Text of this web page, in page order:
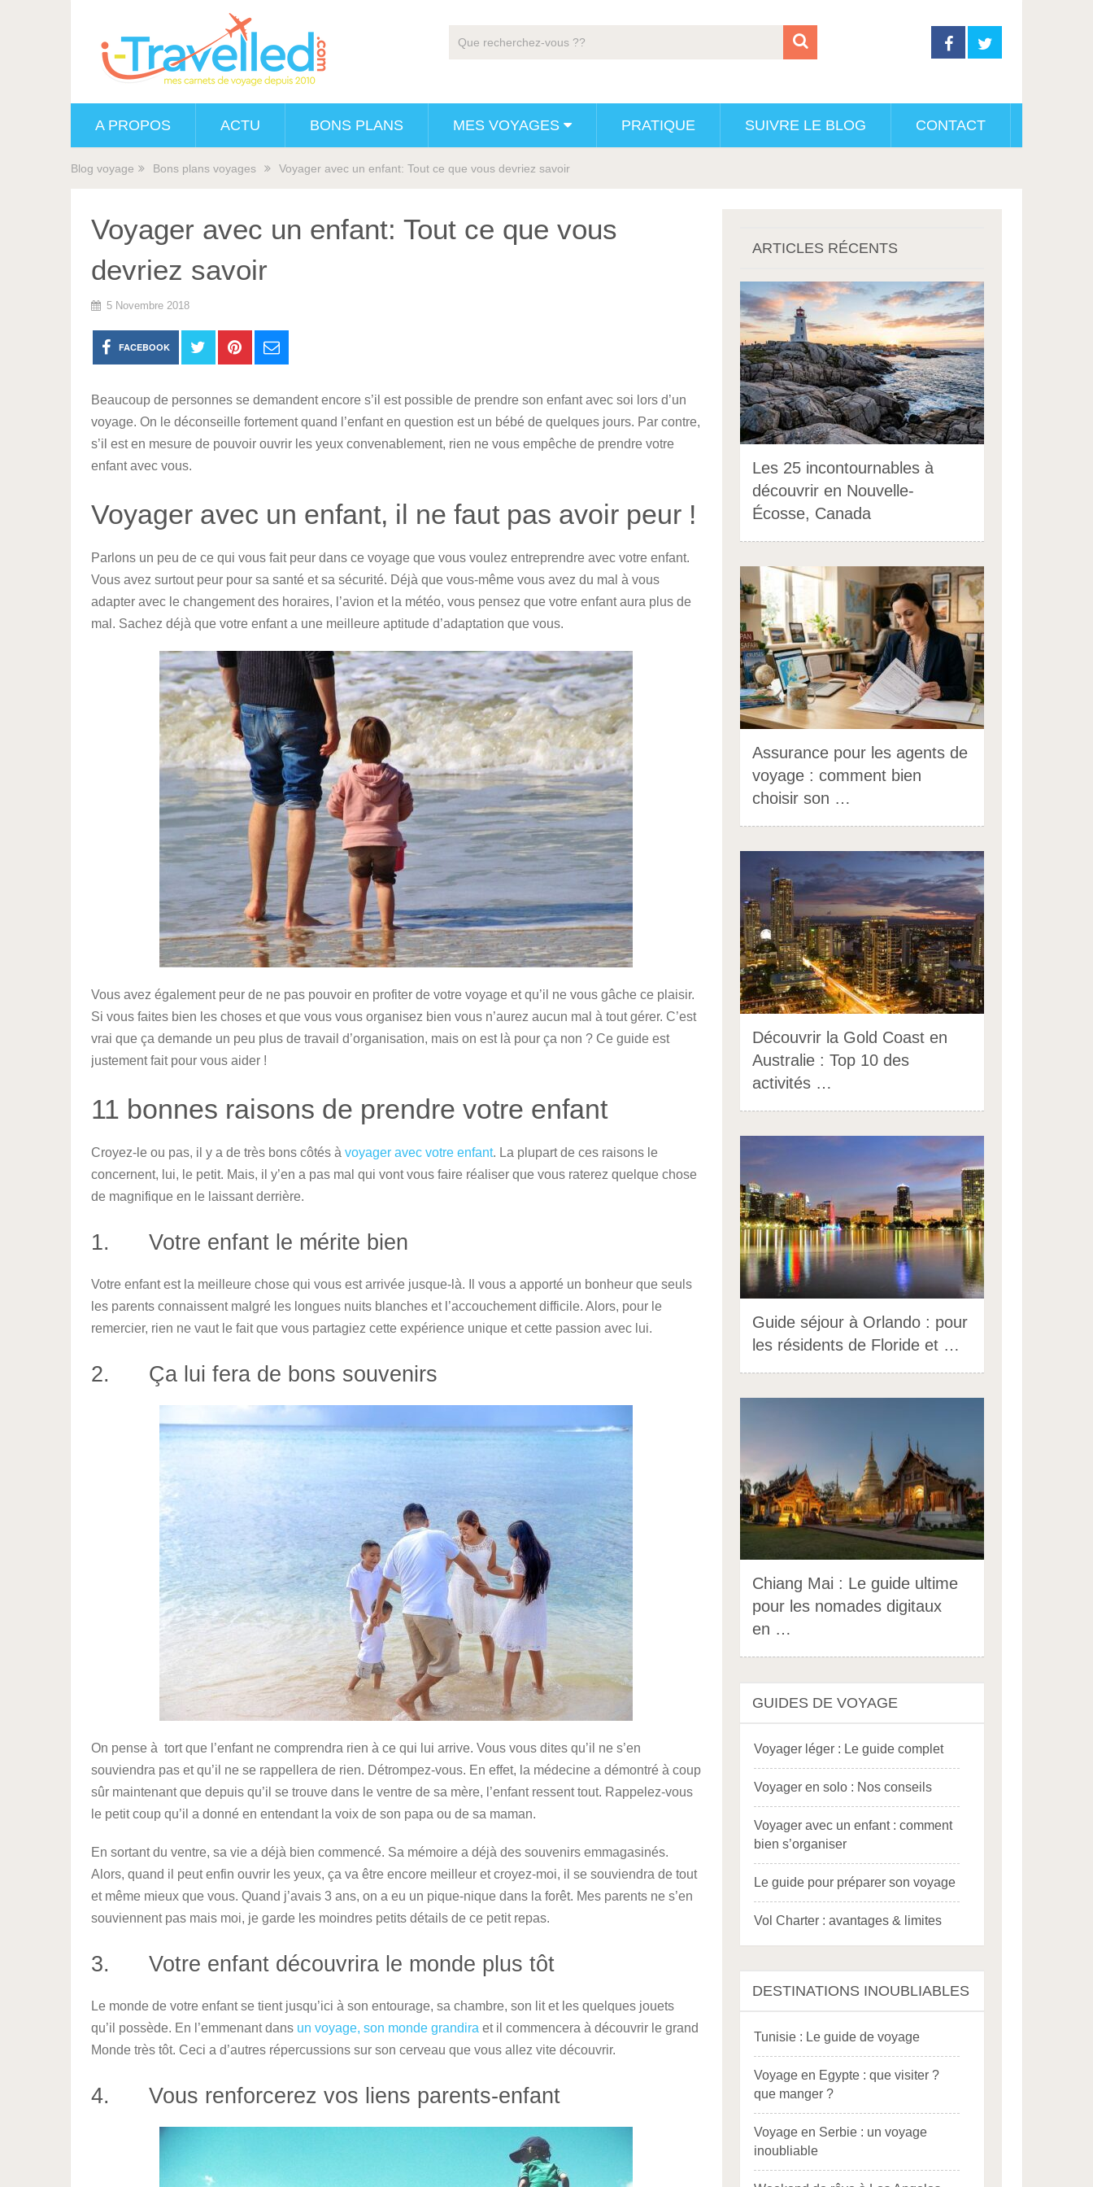
A PROPOS ACTU BONS PLANS MES VOYAGES PRATIQUE SUIVRE LE BLOG CONTACT
Blog voyage Bons plans voyages Voyager avec un enfant: Tout ce que vous devriez savoir
Voyager avec un enfant: Tout ce que vous
devriez savoir
5 Novembre 2018
FACEBOOK
Beaucoup de personnes se demandent encore s’il est possible de prendre son enfant avec soi lors d’un
voyage. On le déconseille fortement quand l’enfant en question est un bébé de quelques jours. Par contre,
s’il est en mesure de pouvoir ouvrir les yeux convenablement, rien ne vous empêche de prendre votre
enfant avec vous.
Voyager avec un enfant, il ne faut pas avoir peur !
Parlons un peu de ce qui vous fait peur dans ce voyage que vous voulez entreprendre avec votre enfant.
Vous avez surtout peur pour sa santé et sa sécurité. Déjà que vous-même vous avez du mal à vous
adapter avec le changement des horaires, l’avion et la météo, vous pensez que votre enfant aura plus de
mal. Sachez déjà que votre enfant a une meilleure aptitude d’adaptation que vous.
Vous avez également peur de ne pas pouvoir en profiter de votre voyage et qu’il ne vous gâche ce plaisir.
Si vous faites bien les choses et que vous vous organisez bien vous n’aurez aucun mal à tout gérer. C’est
vrai que ça demande un peu plus de travail d’organisation, mais on est là pour ça non ? Ce guide est
justement fait pour vous aider !
11 bonnes raisons de prendre votre enfant
Croyez-le ou pas, il y a de très bons côtés à voyager avec votre enfant. La plupart de ces raisons le
concernent, lui, le petit. Mais, il y’en a pas mal qui vont vous faire réaliser que vous raterez quelque chose
de magnifique en le laissant derrière.
1. Votre enfant le mérite bien
Votre enfant est la meilleure chose qui vous est arrivée jusque-là. Il vous a apporté un bonheur que seuls
les parents connaissent malgré les longues nuits blanches et l’accouchement difficile. Alors, pour le
remercier, rien ne vaut le fait que vous partagiez cette expérience unique et cette passion avec lui.
2. Ça lui fera de bons souvenirs
On pense à tort que l’enfant ne comprendra rien à ce qui lui arrive. Vous vous dites qu’il ne s’en
souviendra pas et qu’il ne se rappellera de rien. Détrompez-vous. En effet, la médecine a démontré à coup
sûr maintenant que depuis qu’il se trouve dans le ventre de sa mère, l’enfant ressent tout. Rappelez-vous
le petit coup qu’il a donné en entendant la voix de son papa ou de sa maman.
En sortant du ventre, sa vie a déjà bien commencé. Sa mémoire a déjà des souvenirs emmagasinés.
Alors, quand il peut enfin ouvrir les yeux, ça va être encore meilleur et croyez-moi, il se souviendra de tout
et même mieux que vous. Quand j’avais 3 ans, on a eu un pique-nique dans la forêt. Mes parents ne s’en
souviennent pas mais moi, je garde les moindres petits détails de ce petit repas.
3. Votre enfant découvrira le monde plus tôt
Le monde de votre enfant se tient jusqu’ici à son entourage, sa chambre, son lit et les quelques jouets
qu’il possède. En l’emmenant dans un voyage, son monde grandira et il commencera à découvrir le grand
Monde très tôt. Ceci a d’autres répercussions sur son cerveau que vous allez vite découvrir.
4. Vous renforcerez vos liens parents-enfant
ARTICLES RÉCENTS
Les 25 incontournables à
découvrir en Nouvelle-
Écosse, Canada
Assurance pour les agents de
voyage : comment bien
choisir son …
Découvrir la Gold Coast en
Australie : Top 10 des
activités …
Guide séjour à Orlando : pour
les résidents de Floride et …
Chiang Mai : Le guide ultime
pour les nomades digitaux
en …
GUIDES DE VOYAGE
Voyager léger : Le guide complet
Voyager en solo : Nos conseils
Voyager avec un enfant : comment
bien s’organiser
Le guide pour préparer son voyage
Vol Charter : avantages & limites
DESTINATIONS INOUBLIABLES
Tunisie : Le guide de voyage
Voyage en Egypte : que visiter ?
que manger ?
Voyage en Serbie : un voyage
inoubliable